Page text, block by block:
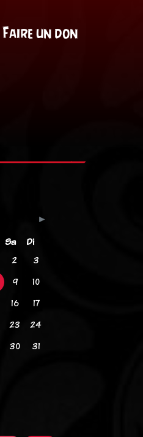
Faire un don
Sa
Di
2
3
9
10
16
17
23
24
30 31